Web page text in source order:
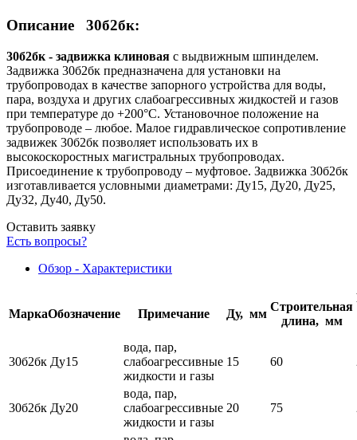
Описание 30б2бк:
30б2бк - задвижка клиновая с выдвижным шпинделем.
Задвижка 30б2бк предназначена для установки на
трубопроводах в качестве запорного устройства для воды,
пара, воздуха и других слабоагрессивных жидкостей и газов
при температуре до +200°С. Установочное положение на
трубопроводе – любое. Малое гидравлическое сопротивление
задвижек 30б2бк позволяет использовать их в
высокоскоростных магистральных трубопроводах.
Присоединение к трубопроводу – муфтовое. Задвижка 30б2бк
изготавливается условными диаметрами: Ду15, Ду20, Ду25,
Ду32, Ду40, Ду50.
Оставить заявку
Есть вопросы?
Обзор - Характеристики
МаркаОбозначение Примечание Ду, мм
Строительная
длина, мм
30б2бк Ду15
вода, пар,
слабоагрессивные
жидкости и газы
15 60
30б2бк Ду20
вода, пар,
слабоагрессивные
жидкости и газы
20 75